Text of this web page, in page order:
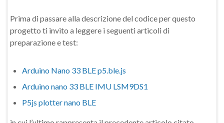
Prima di passare alla descrizione del codice per questo
progetto ti invito a leggere i seguenti articoli di
preparazione e test:
Arduino Nano 33 BLE p5.ble.js
Arduino nano 33 BLE IMU LSM9DS1
P5js plotter nano BLE